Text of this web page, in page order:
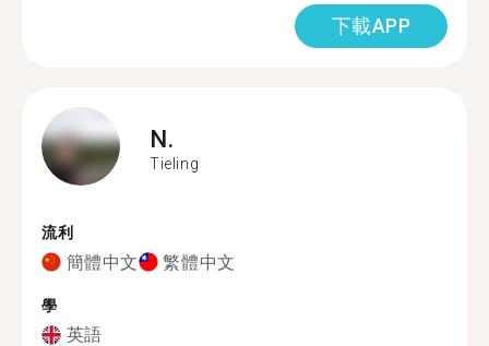
下載APP
N.
Tieling
流利
簡體中文 繁體中文
學
英語